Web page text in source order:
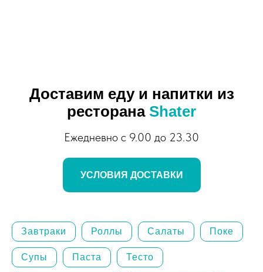
Доставим еду и напитки из
ресторана Shater
Ежедневно с 9.00 до 23.30
УСЛОВИЯ ДОСТАВКИ
Завтраки Роллы Салаты Поке
Супы Паста Тесто